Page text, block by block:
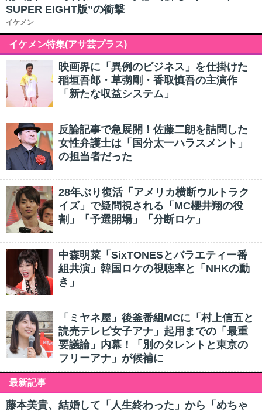
SUPER EIGHT版”の衝撃
イケメン
イケメン特集(アサ芸プラス)
映画界に「異例のビジネス」を仕掛けた
稲垣吾郎・草彅剛・香取慎吾の主演作
「新たな収益システム」
反論記事で急展開！佐藤二朗を詰問した
女性弁護士は「国分太一ハラスメント」
の担当者だった
28年ぶり復活「アメリカ横断ウルトラク
イズ」で疑問視される「MC櫻井翔の役
割」「予選開場」「分断ロケ」
中森明菜「SixTONESとバラエティー番
組共演」韓国ロケの視聴率と「NHKの動
き」
「ミヤネ屋」後釜番組MCに「村上信五と
読売テレビ女子アナ」起用までの「最重
要議論」内幕！「別のタレントと東京の
フリーアナ」が候補に
最新記事
藤本美貴、結婚して「人生終わった」から「めちゃ